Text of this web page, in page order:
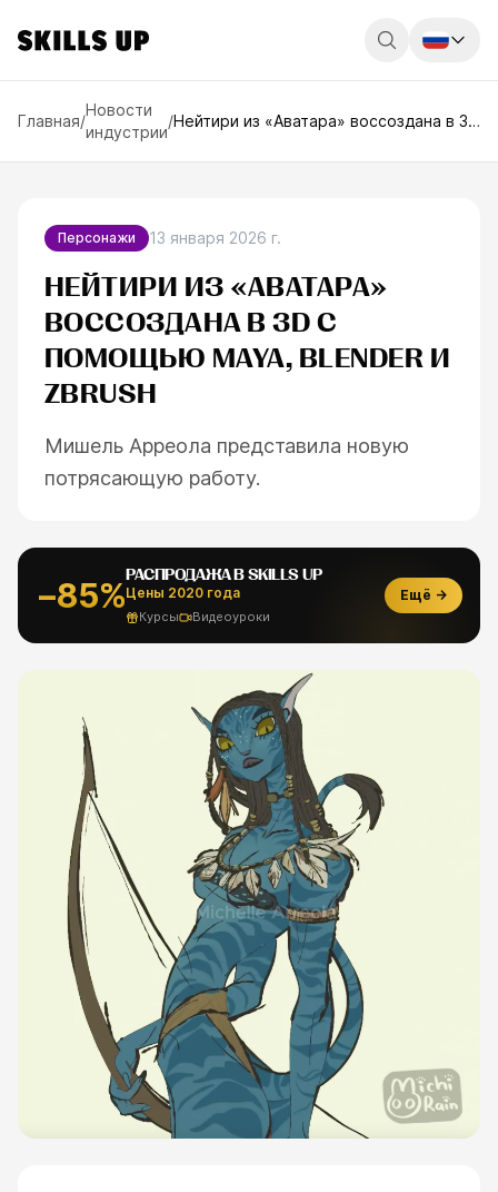
ESC
Главная/
Новости
индустрии
/Нейтири из «Аватара» воссоздана в 3D
Персонажи 13 января 2026 г.
НЕЙТИРИ ИЗ «АВАТАРА»
ВОССОЗДАНА В 3D С
ПОМОЩЬЮ MAYA, BLENDER И
ZBRUSH
Мишель Арреола представила новую
потрясающую работу.
−85%
РАСПРОДАЖА В SKILLS UP
Цены 2020 года
Курсы Видеоуроки
Ещё →